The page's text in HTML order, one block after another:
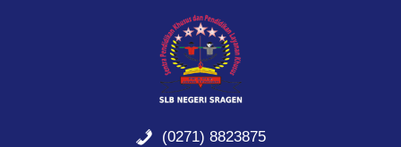
(0271) 8823875